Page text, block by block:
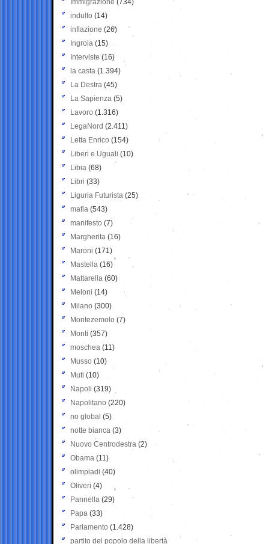
Immigrazione (734)
indulto (14)
inflazione (26)
Ingroia (15)
Interviste (16)
la casta (1.394)
La Destra (45)
La Sapienza (5)
Lavoro (1.316)
LegaNord (2.411)
Letta Enrico (154)
Liberi e Uguali (10)
Libia (68)
Libri (33)
Liguria Futurista (25)
mafia (543)
manifesto (7)
Margherita (16)
Maroni (171)
Mastella (16)
Mattarella (60)
Meloni (14)
Milano (300)
Montezemolo (7)
Monti (357)
moschea (11)
Musso (10)
Muti (10)
Napoli (319)
Napolitano (220)
no global (5)
notte bianca (3)
Nuovo Centrodestra (2)
Obama (11)
olimpiadi (40)
Oliveri (4)
Pannella (29)
Papa (33)
Parlamento (1.428)
partito del popolo della libertà